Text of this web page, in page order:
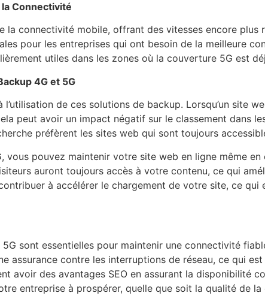
la Connectivité
la connectivité mobile, offrant des vitesses encore plus
pour les entreprises qui ont besoin de la meilleure
utiles dans les zones où la couverture 5G est
4G et 5G
de ces solutions de backup. Lorsqu’un site
peut avoir un impact négatif sur le classement dans
préfèrent les sites web qui sont toujours
vous pouvez maintenir votre site web en ligne même en
auront toujours accès à votre contenu, ce qui
à accélérer le chargement de votre site, ce qui
sont essentielles pour maintenir une connectivité
assurance contre les interruptions de réseau, ce qui
avoir des avantages SEO en assurant la disponibilité
entreprise à prospérer, quelle que soit la qualité de